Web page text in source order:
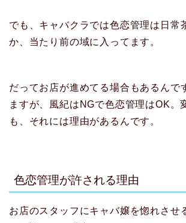
でも、キャバクラでは色恋管理は日常
か、当たり前の域に入ってます。
だってお店が進めてる場合もあるんで
ますが、風紀はNGで色恋管理はOK。
も、それには理由があるんです。
色恋管理が許される理由
お店のスタッフにキャバ嬢を惚れさせ